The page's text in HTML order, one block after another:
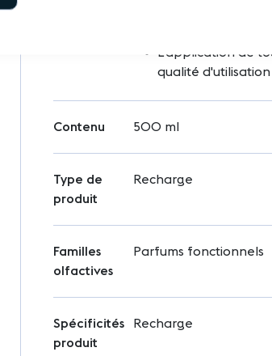
Retirez le brûleur
pendant plusieurs
L'application de
qualité
Contenu 500 ml
Type de
produit
Recharge
Familles
olfactives
Parfums fonctionnels
Spécificités
produit
Recharge